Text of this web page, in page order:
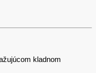
kladnom